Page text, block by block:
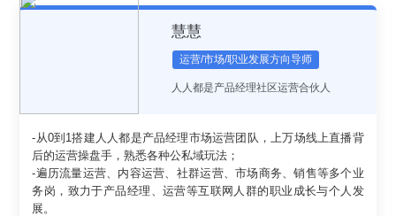
慧慧
运营/市场/职业发展方向导师
人人都是产品经理社区运营合伙人
-从0到1搭建人人都是产品经理市场运营团队，上万场线上直播背
后的运营操盘手，熟悉各种公私域玩法；
-遍历流量运营、内容运营、社群运营、市场商务、销售等多个业
务岗，致力于产品经理、运营等互联网人群的职业成长与个人发
展。